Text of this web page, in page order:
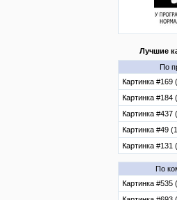
Лучшие
По
Картинка #169
Картинка #184
Картинка #437
Картинка #49
Картинка #131
По
Картинка #535